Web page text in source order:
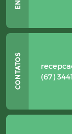
(67)